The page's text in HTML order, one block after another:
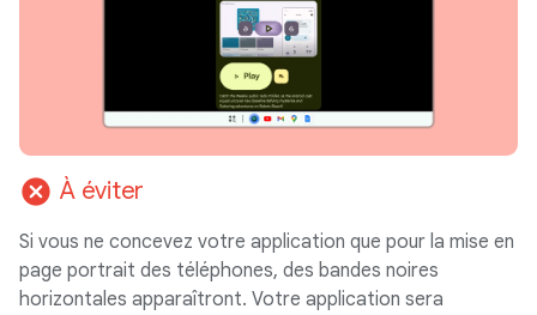
cancel À éviter
Si vous ne concevez votre application que pour la mise en
page portrait des téléphones, des bandes noires
horizontales apparaîtront. Votre application sera